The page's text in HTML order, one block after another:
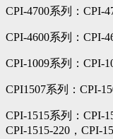
CPI-4700系列：CPI-
CPI-4600系列：CPI-
CPI-1009系列：CPI-
CPI1507系列：CPI-
CPI-1515系列：CPI-
CPI-1515-220，CPI-